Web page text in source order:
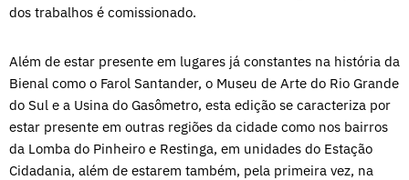
dos trabalhos é comissionado.
Além de estar presente em lugares já constantes na história da
Bienal como o Farol Santander, o Museu de Arte do Rio Grande
do Sul e a Usina do Gasômetro, esta edição se caracteriza por
estar presente em outras regiões da cidade como nos bairros
da Lomba do Pinheiro e Restinga, em unidades do Estação
Cidadania, além de estarem também, pela primeira vez, na